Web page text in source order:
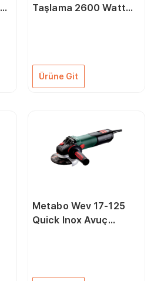
Taşlama 2600 Watt
Ürüne Git
Metabo Wev 17-125
Quick Inox Avuç